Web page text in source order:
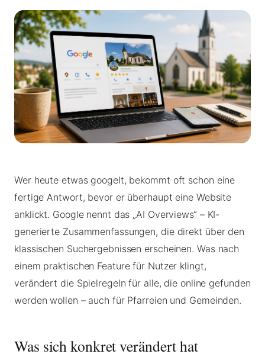
Wer heute etwas googelt, bekommt oft schon eine
fertige Antwort, bevor er überhaupt eine Website
anklickt. Google nennt das „AI Overviews“ – KI-
generierte Zusammenfassungen, die direkt über den
klassischen Suchergebnissen erscheinen. Was nach
einem praktischen Feature für Nutzer klingt,
verändert die Spielregeln für alle, die online gefunden
werden wollen – auch für Pfarreien und Gemeinden.
Was sich konkret verändert hat